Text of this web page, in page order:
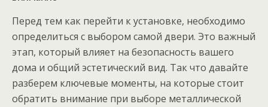
Перед тем как перейти к установке, необходимо
определиться с выбором самой двери. Это важный
этап, который влияет на безопасность вашего
дома и общий эстетический вид. Так что давайте
разберем ключевые моменты, на которые стоит
обратить внимание при выборе металлической